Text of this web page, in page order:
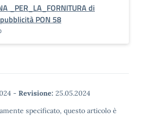
_PER_LA_FORNITURA di
PON 58
- Revisione: 25.05.2024
specificato, questo articolo è